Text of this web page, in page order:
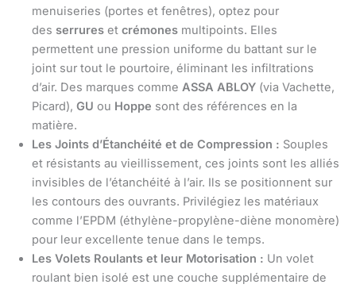
menuiseries (portes et fenêtres), optez pour
des serrures et crémones multipoints. Elles
permettent une pression uniforme du battant sur le
joint sur tout le pourtoire, éliminant les infiltrations
d’air. Des marques comme ASSA ABLOY (via Vachette,
Picard), GU ou Hoppe sont des références en la
matière.
Les Joints d’Étanchéité et de Compression : Souples
et résistants au vieillissement, ces joints sont les alliés
invisibles de l’étanchéité à l’air. Ils se positionnent sur
les contours des ouvrants. Privilégiez les matériaux
comme l’EPDM (éthylène-propylène-diène monomère)
pour leur excellente tenue dans le temps.
Les Volets Roulants et leur Motorisation : Un volet
roulant bien isolé est une couche supplémentaire de